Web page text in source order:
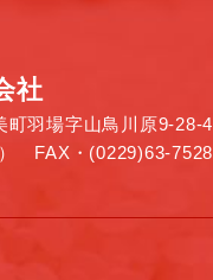
社
町羽場字山鳥川原9-28-4
FAX・(0229)63-7528